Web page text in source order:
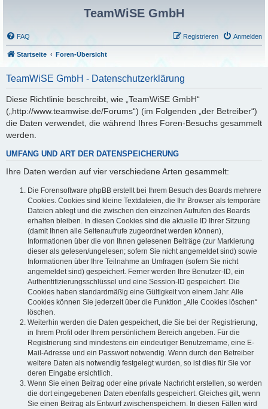
TeamWiSE GmbH
FAQ Anmelden
Registrieren
Startseite Foren-Übersicht
TeamWiSE GmbH - Datenschutzerklärung
Diese Richtlinie beschreibt, wie „TeamWiSE GmbH“
(„http://www.teamwise.de/Forums“) (im Folgenden „der Betreiber“)
die Daten verwendet, die während Ihres Foren-Besuchs gesammelt
werden.
UMFANG UND ART DER DATENSPEICHERUNG
Ihre Daten werden auf vier verschiedene Arten gesammelt:
Die Forensoftware phpBB erstellt bei Ihrem Besuch des Boards mehrere
Cookies. Cookies sind kleine Textdateien, die Ihr Browser als temporäre
Dateien ablegt und die zwischen den einzelnen Aufrufen des Boards
erhalten bleiben. In diesen Cookies sind die aktuelle ID Ihrer Sitzung
(damit Ihnen alle Seitenaufrufe zugeordnet werden können),
Informationen über die von Ihnen gelesenen Beiträge (zur Markierung
dieser als gelesen/ungelesen; sofern Sie nicht angemeldet sind) sowie
Informationen über Ihre Teilnahme an Umfragen (sofern Sie nicht
angemeldet sind) gespeichert. Ferner werden Ihre Benutzer-ID, ein
Authentifizierungsschlüssel und eine Session-ID gespeichert. Die
Cookies haben standardmäßig eine Gültigkeit von einem Jahr. Alle
Cookies können Sie jederzeit über die Funktion „Alle Cookies löschen“
löschen.
Weiterhin werden die Daten gespeichert, die Sie bei der Registrierung,
in Ihrem Profil oder Ihrem persönlichem Bereich angeben. Für die
Registrierung sind mindestens ein eindeutiger Benutzername, eine E-
Mail-Adresse und ein Passwort notwendig. Wenn durch den Betreiber
weitere Daten als notwendig festgelegt wurden, so ist dies für Sie vor
deren Eingabe ersichtlich.
Wenn Sie einen Beitrag oder eine private Nachricht erstellen, so werden
die dort eingegebenen Daten ebenfalls gespeichert. Gleiches gilt, wenn
Sie einen Beitrag als Entwurf zwischenspeichern. In diesen Fällen wird